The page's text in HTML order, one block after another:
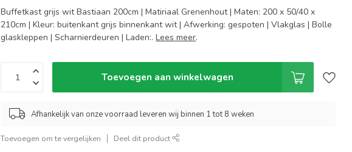
Buffetkast grijs wit Bastiaan 200cm | Matiriaal Grenenhout | Maten: 200 x 50/40 x
210cm | Kleur: buitenkant grijs binnenkant wit | Afwerking: gespoten | Vlakglas | Bolle
glaskleppen | Scharnierdeuren | Laden:.Lees meer.
Toevoegen aan winkelwagen
Afhankelijk van onze voorraad leveren wij binnen 1 tot 8 weken
Toevoegen om te vergelijken Deel dit product